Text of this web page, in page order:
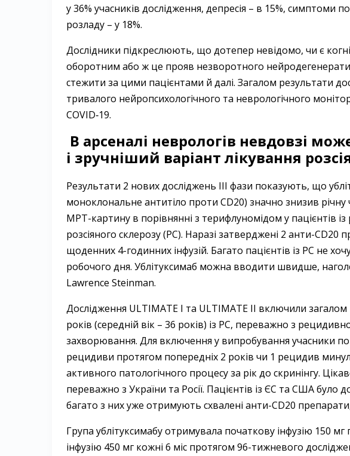
у 36% учасників дослідження, депресія – в 15%, симптоми
розладу – у 18%.
Дослідники підкреслюють, що дотепер невідомо, чи є
оборотним або ж це прояв незворотного
стежити за цими пацієнтами й далі. Загалом результати
тривалого нейропсихологічного та неврологічного
COVID‑19.
В арсеналі неврологів невдовзі
і зручніший варіант лікування
Результати 2 нових досліджень ІІІ фази показують, що
моноклональне антитіло проти CD20) значно знизив
МРТ-картину в порівнянні з терифлуномідом у пацієнтів
розсіяного склерозу (РС). Наразі затверджені 2 анти-
щоденних 4-годинних інфузій. Багато пацієнтів із РС не
робочого дня. Ублітуксимаб можна вводити швидше,
Lawrence Steinman.
Дослідження ULTIMATE І та ULTIMATE II включили загалом
років (середній вік – 36 років) із РС, переважно з
захворювання. Для включення у випробування учасники
рецидиви протягом попередніх 2 років чи 1 рецидив
активного патологічного процесу за рік до скринінгу.
переважно з України та Росії. Пацієнтів із ЄС та США було
багато з них уже отримують схвалені анти-CD20
Група ублітуксимабу отримувала початкову інфузію 150
інфузію 450 мг кожні 6 міс протягом 96-тижневого